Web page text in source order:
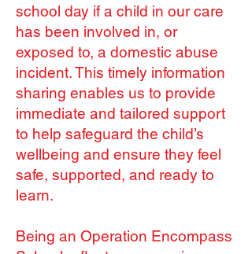
school day if a child in our care
has been involved in, or
exposed to, a domestic abuse
incident. This timely information
sharing enables us to provide
immediate and tailored support
to help safeguard the child’s
wellbeing and ensure they feel
safe, supported, and ready to
learn.
Being an Operation Encompass